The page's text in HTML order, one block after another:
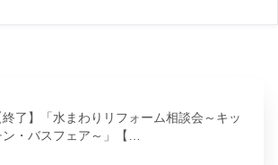
終了】「水まわりリフォーム相談会～キッ
ン・バスフェア～」【…